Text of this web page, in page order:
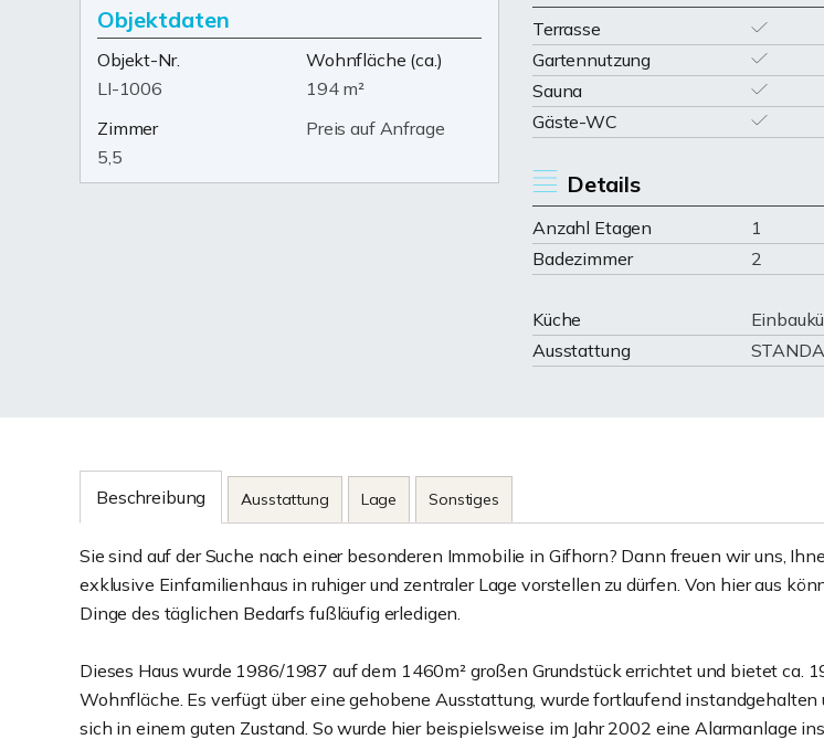
Objektdaten
Objekt-Nr.
LI-1006
Wohnfläche (ca.)
194 m²
Zimmer
5,5
Preis auf Anfrage
Terrasse
Gartennutzung
Sauna
Gäste-WC
Details
Anzahl Etagen 1
Badezimmer
2
Küche
Ausstattung
Beschreibung Ausstattung Lage Sonstiges
Sie sind auf der Suche nach einer besonderen Immobilie in Gifhorn? Dann freuen wir uns,
exklusive Einfamilienhaus in ruhiger und zentraler Lage vorstellen zu dürfen. Von hier aus
Dinge des täglichen Bedarfs fußläufig erledigen.
Dieses Haus wurde 1986/1987 auf dem 1460m² großen Grundstück errichtet und bietet ca.
Wohnfläche. Es verfügt über eine gehobene Ausstattung, wurde fortlaufend
sich in einem guten Zustand. So wurde hier beispielsweise im Jahr 2002 eine Alarmanlage